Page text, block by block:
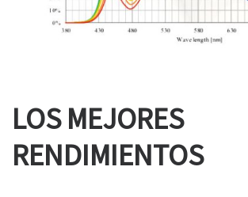
LOS MEJORES
RENDIMIENTOS